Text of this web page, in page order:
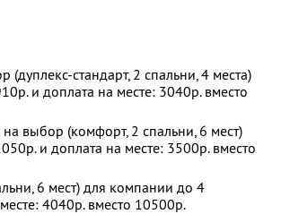
стандарт, 2 спальни, 4 места)
и доплата на месте: 3040р. вместо
выбор (комфорт, 2 спальни, 6 мест)
и доплата на месте: 3500р. вместо
6 мест) для компании до 4
4040р. вместо 10500р.